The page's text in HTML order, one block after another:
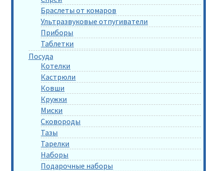
Браслеты от комаров
Ультразвуковые отпугиватели
Приборы
Таблетки
Посуда
Котелки
Кастрюли
Ковши
Кружки
Миски
Сковороды
Тазы
Тарелки
Наборы
Подарочные наборы